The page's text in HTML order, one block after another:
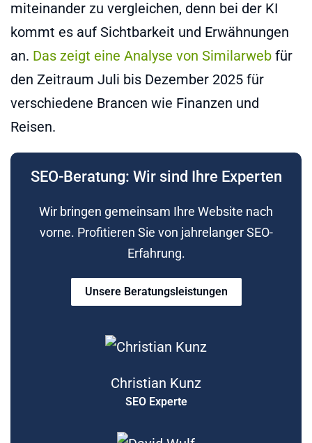
miteinander zu vergleichen, denn bei der KI
kommt es auf Sichtbarkeit und Erwähnungen
an. Das zeigt eine Analyse von Similarweb für
den Zeitraum Juli bis Dezember 2025 für
verschiedene Brancen wie Finanzen und
Reisen.
SEO-Beratung: Wir sind Ihre Experten
Wir bringen gemeinsam Ihre Website nach
vorne. Profitieren Sie von jahrelanger SEO-
Erfahrung.
Unsere Beratungsleistungen
Christian Kunz
SEO Experte